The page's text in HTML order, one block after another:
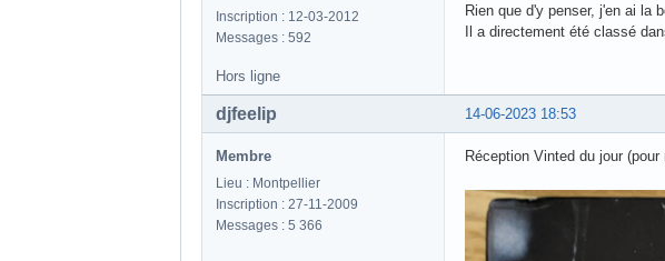
Inscription : 12-03-2012
Messages : 592
Rien que d'y penser, j'en ai la
Il a directement été classé
Hors ligne
14-06-2023 18:53
djfeelip
Membre
Lieu : Montpellier
Inscription : 27-11-2009
Messages : 5 366
Réception Vinted du jour